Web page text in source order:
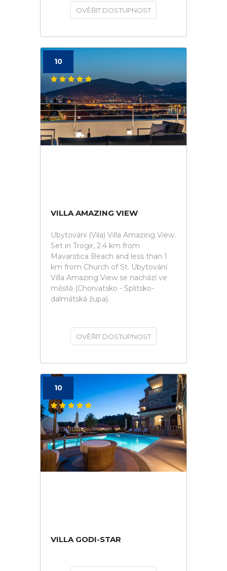
OVĚŘIT DOSTUPNOST
10
VILLA AMAZING VIEW
Ubytování (Vila) Villa Amazing View.
Set in Trogir, 2.4 km from
Mavarstica Beach and less than 1
km from Church of St. Ubytování
Villa Amazing View se nachází ve
městě (Chorvatsko - Splitsko-
dalmátská župa).
OVĚŘIT DOSTUPNOST
10
VILLA GODI-STAR